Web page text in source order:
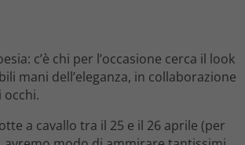
c’è chi per l’occasione cerca il look
mani dell’eleganza, in collaborazione
a cavallo tra il 25 e il 26 aprile (per